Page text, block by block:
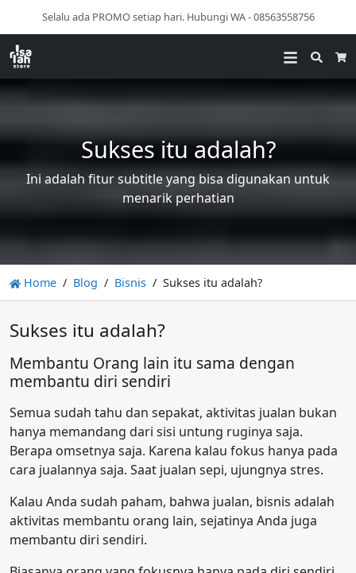
Selalu ada PROMO setiap hari. Hubungi WA - 08563558756
Sukses itu adalah?
Ini adalah fitur subtitle yang bisa digunakan untuk
menarik perhatian
Home Blog Bisnis Sukses itu adalah?
Sukses itu adalah?
Membantu Orang lain itu sama dengan
membantu diri sendiri
Semua sudah tahu dan sepakat, aktivitas jualan bukan
hanya memandang dari sisi untung ruginya saja.
Berapa omsetnya saja. Karena kalau fokus hanya pada
cara jualannya saja. Saat jualan sepi, ujungnya stres.
Kalau Anda sudah paham, bahwa jualan, bisnis adalah
aktivitas membantu orang lain, sejatinya Anda juga
membantu diri sendiri.